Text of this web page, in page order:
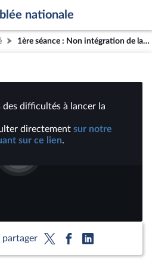
nationale
1ère séance : Non intégration de la livraison dans le prix unique du livre ; Introduction des territoires ruraux et de montagne dans le code de l’éducation | Vidéos
Lire
vidéo
difficultés à lancer la
directement sur notre
sur ce lien.
partager